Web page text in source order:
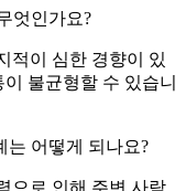
엇인가요?
적이 심한 경향이 있
불균형할 수 있습니
는 어떻게 되나요?
으로 인해 주변 사람